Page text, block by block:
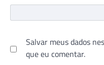
Salvar meus dados
que eu comentar.